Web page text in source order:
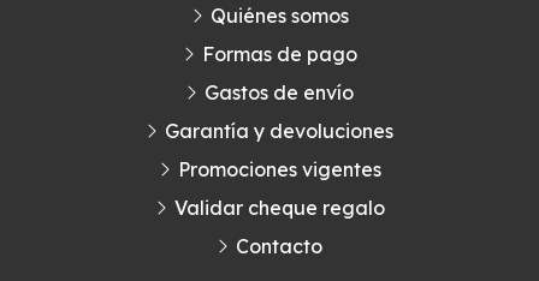
Quiénes somos
Formas de pago
Gastos de envío
Garantía y devoluciones
Promociones vigentes
Validar cheque regalo
Contacto